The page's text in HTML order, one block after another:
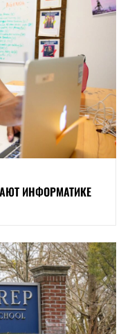
ИНФОРМАТИКЕ